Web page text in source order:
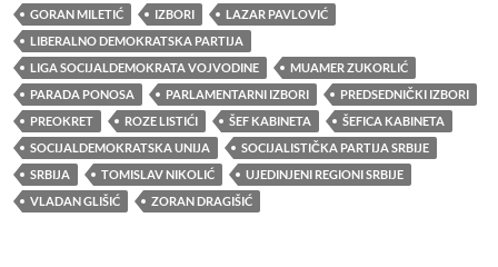
GORAN MILETIĆ IZBORI
LAZAR PAVLOVIĆ
LIBERALNO DEMOKRATSKA PARTIJA
LIGA SOCIJALDEMOKRATA VOJVODINE
MUAMER ZUKORLIĆ
PARADA PONOSA
PARLAMENTARNI IZBORI
PREDSEDNIČKI IZBORI
PREOKRET
ROZE LISTIĆI ŠEF KABINETA
ŠEFICA KABINETA
SOCIJALDEMOKRATSKA UNIJA
SOCIJALISTIČKA PARTIJA SRBIJE
SRBIJA
TOMISLAV NIKOLIĆ
UJEDINJENI REGIONI SRBIJE
VLADAN GLIŠIĆ
ZORAN DRAGIŠIĆ